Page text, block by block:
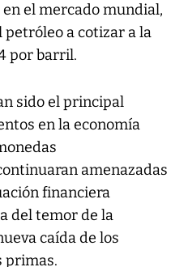
el mercado mundial,
petróleo a cotizar a la
por barril.
sido el principal
en la economía
amenazadas
financiera
del temor de la
caída de los
primas.